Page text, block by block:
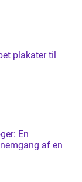
plakater til
En
af en